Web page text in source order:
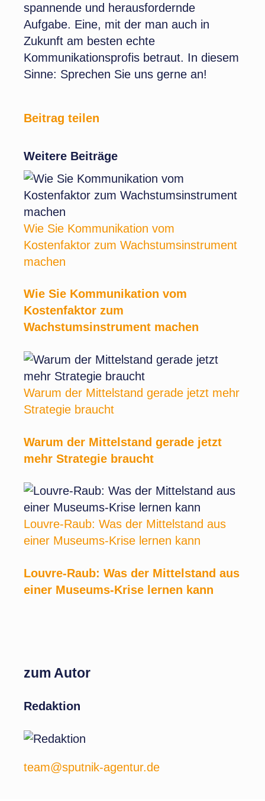
spannende und herausfordernde
Aufgabe. Eine, mit der man auch in
Zukunft am besten echte
Kommunikationsprofis betraut. In diesem
Sinne: Sprechen Sie uns gerne an!
Beitrag teilen
Weitere Beiträge
Wie Sie Kommunikation vom
Kostenfaktor zum Wachstumsinstrument
machen
Wie Sie Kommunikation vom
Kostenfaktor zum
Wachstumsinstrument machen
Warum der Mittelstand gerade jetzt mehr
Strategie braucht
Warum der Mittelstand gerade jetzt
mehr Strategie braucht
Louvre-Raub: Was der Mittelstand aus
einer Museums-Krise lernen kann
Louvre-Raub: Was der Mittelstand aus
einer Museums-Krise lernen kann
zum Autor
Redaktion
team@sputnik-agentur.de